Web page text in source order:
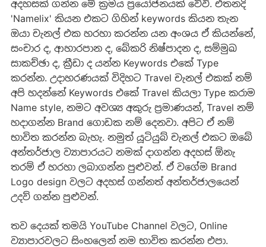
අදහසක් ගන්න මේ ක්‍රමය ප්‍රයෝජනයක් වේවි. එතනදි
'Namelix' කියන එකට ගිහින් keywords කියන තැන
ඔයා චැනල් එක හරහා කරන්න යන අංශය ඒ කියන්නේ,
සංචාර ද, ආහාරපාන ද, බේකරි නිෂ්පාදන ද, සම්මුඛ
සාකච්ඡා ද, ක්‍රීඩා ද යන්න Keywords එකේ Type
කරන්න. උදාහරණයක් විදිහට Travel චැනල් එකක් නම්
අපි හදන්නේ Keywords එකේ Travel කියලා Type කරාම
Name style, නමට අවශ්‍ය අකුරු ප්‍රමාණයන්, Travel නම්
හදාගන්න Brand ගොඩක නම් දෙනවා. අපිට ඒ නම්
භාවිත කරන්න බැහැ. නමුත් යූටියුබ් චැනල් එකට ඔබේ
අන්තර්ජාල ව්‍යාපාරයට නමක් දාගන්න අදහස් ඕනැ
තරම් ඒ හරහා ලබාගන්න පුළුවන්. ඒ වගේම Brand
Logo design වලට අදහස් ගන්නත් අන්තර්ජාලයෙන්
උදව් ගන්න පුළුවන්.
තව දෙයක් තමයි YouTube Channel වලට, Online
ව්‍යාපාරවලට සිංහලෙන් නම භාවිත කරන්න එපා.